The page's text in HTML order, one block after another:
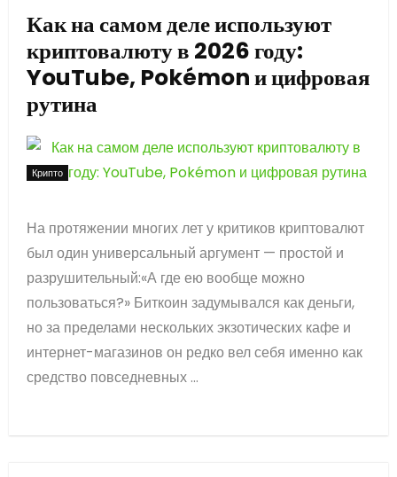
Как на самом деле используют
криптовалюту в 2026 году:
YouTube, Pokémon и цифровая
рутина
Крипто
На протяжении многих лет у критиков криптовалют
был один универсальный аргумент — простой и
разрушительный:«А где ею вообще можно
пользоваться?» Биткоин задумывался как деньги,
но за пределами нескольких экзотических кафе и
интернет-магазинов он редко вел себя именно как
средство повседневных ...